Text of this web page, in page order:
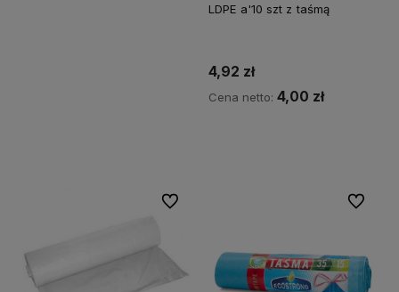
LDPE a'10 szt z taśmą
4,92 zł
Cena netto: 4,00 zł
Do ulubionych Do